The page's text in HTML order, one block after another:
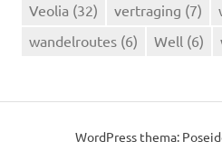
Veolia (32) vertraging (7)
wandelroutes (6) Well (6)
WordPress thema: